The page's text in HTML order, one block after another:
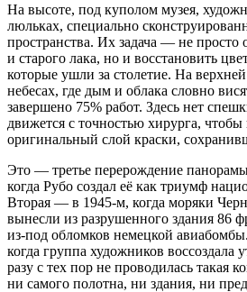
На высоте, под куполом музея,
люльках, специально
пространства. Их задача — не просто
и старого лака, но и восстановить
которые ушли за столетие. На
небесах, где дым и облака словно
завершено 75% работ. Здесь нет
движется с точностью хирурга, чтобы
оригинальный слой краски,
Это — третье перерождение
когда Рубо создал её как триумф
Вторая — в 1945-м, когда моряки
вынесли из разрушенного здания 86
из-под обломков немецкой
когда группа художников воссоздала
разу с тех пор не проводилась такая
ни самого полотна, ни здания, ни